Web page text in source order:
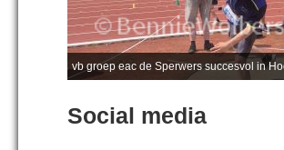
vb groep eac de Sperwers succesvol in
Social media